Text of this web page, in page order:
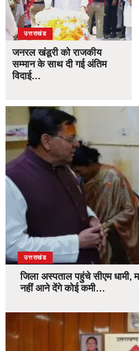
उत्तराखंड
जनरल खंडूरी को राजकीय
सम्मान के साथ दी गई अंतिम
विदाई…
उत्तराखंड
जिला अस्पताल पहुंचे सीएम धामी,
नहीं आने देंगे कोई कमी…